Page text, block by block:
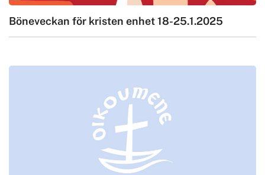
Böneveckan för kristen enhet 18-25.1.2025